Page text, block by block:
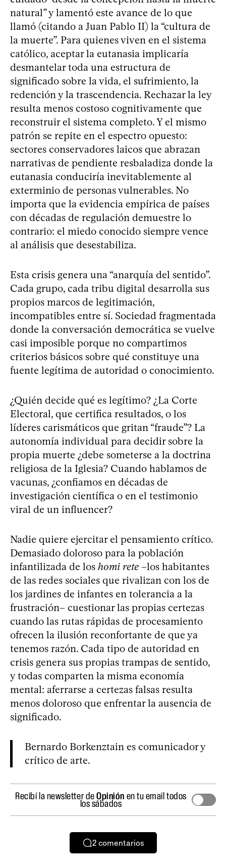
natural” y lamentó este avance de lo que
llamó (citando a Juan Pablo II) la “cultura de
la muerte”. Para quienes viven en el sistema
católico, aceptar la eutanasia implicaría
desmantelar toda una estructura de
significado sobre la vida, el sufrimiento, la
redención y la trascendencia. Rechazar la ley
resulta menos costoso cognitivamente que
reconstruir el sistema completo. Y el mismo
patrón se repite en el espectro opuesto:
sectores conservadores laicos que abrazan
narrativas de pendiente resbaladiza donde la
eutanasia conduciría inevitablemente al
exterminio de personas vulnerables. No
importa que la evidencia empírica de países
con décadas de regulación demuestre lo
contrario: el miedo conocido siempre vence
al análisis que desestabiliza.
Esta crisis genera una “anarquía del sentido”.
Cada grupo, cada tribu digital desarrolla sus
propios marcos de legitimación,
incompatibles entre sí. Sociedad fragmentada
donde la conversación democrática se vuelve
casi imposible porque no compartimos
criterios básicos sobre qué constituye una
fuente legítima de autoridad o conocimiento.
¿Quién decide qué es legítimo? ¿La Corte
Electoral, que certifica resultados, o los
líderes carismáticos que gritan “fraude”? La
autonomía individual para decidir sobre la
propia muerte ¿debe someterse a la doctrina
religiosa de la Iglesia? Cuando hablamos de
vacunas, ¿confiamos en décadas de
investigación científica o en el testimonio
viral de un influencer?
Nadie quiere ejercitar el pensamiento crítico.
Demasiado doloroso para la población
infantilizada de los homi rete –los habitantes
de las redes sociales que rivalizan con los de
los jardines de infantes en tolerancia a la
frustración– cuestionar las propias certezas
cuando las rutas rápidas de procesamiento
ofrecen la ilusión reconfortante de que ya
tenemos razón. Cada tipo de autoridad en
crisis genera sus propias trampas de sentido,
y todas comparten la misma economía
mental: aferrarse a certezas falsas resulta
menos doloroso que enfrentar la ausencia de
significado.
Bernardo Borkenztain es comunicador y
crítico de arte.
Recibí la newsletter deOpinión en tu email todos
los sábados
2 comentarios